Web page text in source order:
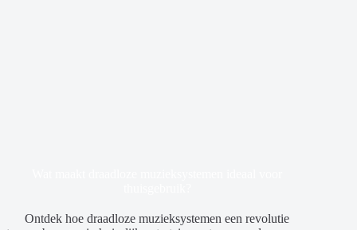
Ontdek hoe draadloze muzieksystemen een revolutie